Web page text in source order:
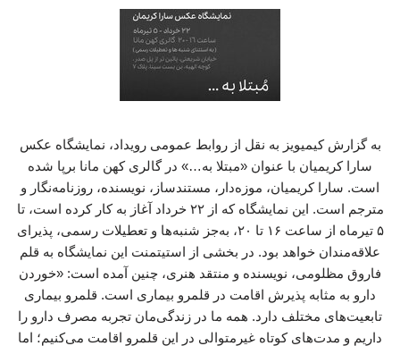
به گزارش کیمیویز به نقل از روابط عمومی رویداد، نمایشگاه عکس
سارا کریمیان با عنوان «مبتلا به…» در گالری کهن مانا برپا شده
است. سارا کریمیان، موزه‌دار، مستندساز، نویسنده، روزنامه‌نگار و
مترجم است. این نمایشگاه که از ۲۲ خرداد آغاز به کار کرده است، تا
۵ تیرماه از ساعت ۱۶ تا ۲۰، به‌جز شنبه‌ها و تعطیلات رسمی، پذیرای
علاقه‌مندان خواهد بود. در بخشی از استیتمنت این نمایشگاه به قلم
فاروق مظلومی، نویسنده و منتقد هنری، چنین آمده است: «خوردن
دارو به مثابه پذیرش اقامت در قلمرو بیماری است. قلمرو بیماری
تابعیت‌های مختلف دارد. همه‌ ما در زندگی‌مان تجربه مصرف دارو را
داریم و مدت‌های کوتاه غیرمتوالی در این قلمرو اقامت می‌کنیم؛ اما